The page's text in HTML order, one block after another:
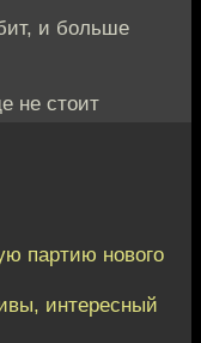
и больше
не стоит
партию нового
интересный